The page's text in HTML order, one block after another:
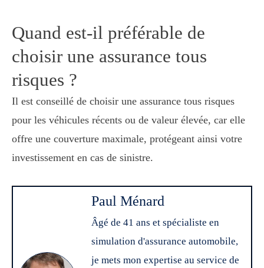
Quand est-il préférable de
choisir une assurance tous
risques ?
Il est conseillé de choisir une assurance tous risques
pour les véhicules récents ou de valeur élevée, car elle
offre une couverture maximale, protégeant ainsi votre
investissement en cas de sinistre.
Paul Ménard
Âgé de 41 ans et spécialiste en
simulation d'assurance automobile,
je mets mon expertise au service de